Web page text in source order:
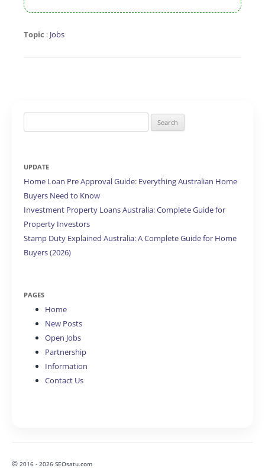
Topic : Jobs
for:
UPDATE
Home Loan Pre Approval Guide: Everything Australian Home
Buyers Need to Know
Investment Property Loans Australia: Complete Guide for
Property Investors
Stamp Duty Explained Australia: A Complete Guide for Home
Buyers (2026)
PAGES
Home
New Posts
Open Jobs
Partnership
Information
Contact Us
© 2016 - 2026 SEOsatu.com